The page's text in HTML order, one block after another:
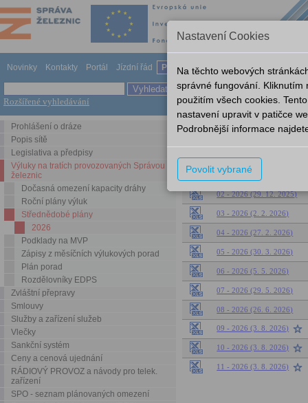
Novinky Kontakty Portál Jízdní řád Provozování dráhy Odkazy
Rozšířené vyhledávání
Prohlášení o dráze
Popis sítě
Legislativa a předpisy
Výluky na tratích provozovaných Správou
železnic
Dočasná omezení kapacity dráhy
Roční plány výluk
Střednědobé plány
2026
Podklady na MVP
Zápisy z měsíčních výlukových porad
Plán porad
Rozdělovníky EDPS
Zvláštní přepravy
Smlouvy
Služby a zařízení služeb
Vlečky
Sankční systém
Ceny a cenová ujednání
RÁDIOVÝ PROVOZ a návody pro telek.
zařízení
SPO - seznam plánovaných omezení
2026
01 - 2026 (21. 11. 2025)
02 - 2026 (29. 12. 2025)
03 - 2026 (2. 2. 2026)
04 - 2026 (27. 2. 2026)
05 - 2026 (30. 3. 2026)
06 - 2026 (5. 5. 2026)
07 - 2026 (29. 5. 2026)
08 - 2026 (26. 6. 2026)
09 - 2026 (3. 8. 2026)
10 - 2026 (3. 8. 2026)
11 - 2026 (3. 8. 2026)
Nastavení Cookies
Na těchto webových
správné fungování. Kliknutím
použitím všech cookies.
nastavení upravit v patičce
Podrobnější informace
Povolit vybrané